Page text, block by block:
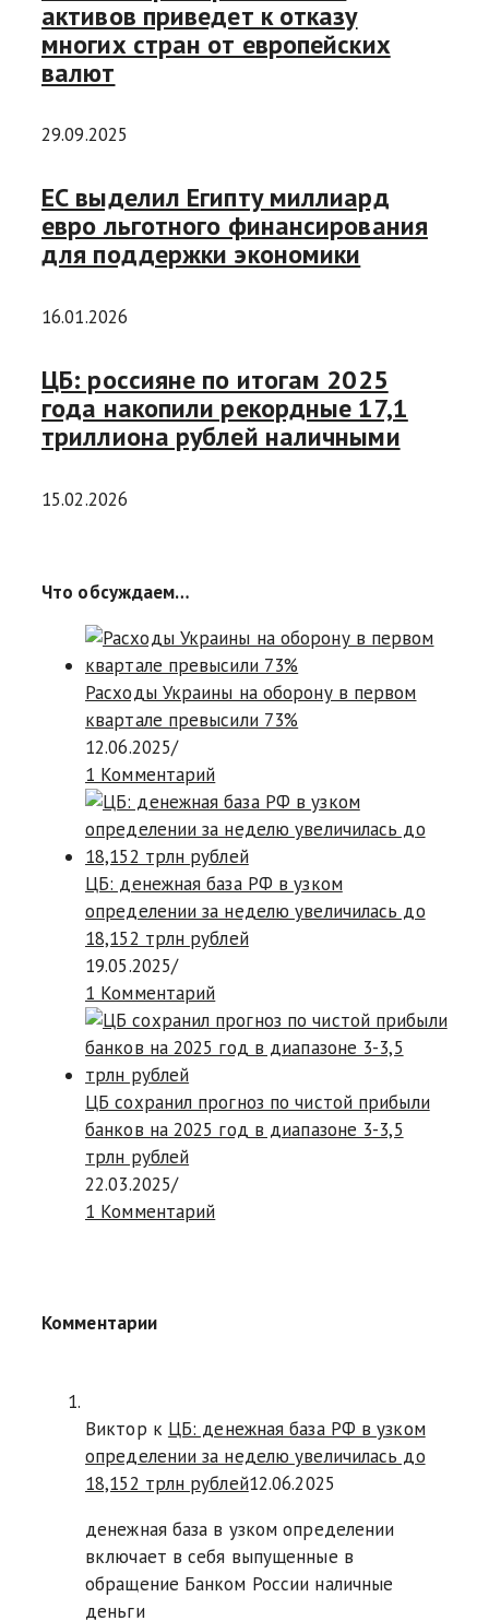
активов приведет к отказу
многих стран от европейских
валют
29.09.2025
ЕС выделил Египту миллиард
евро льготного финансирования
для поддержки экономики
16.01.2026
ЦБ: россияне по итогам 2025
года накопили рекордные 17,1
триллиона рублей наличными
15.02.2026
Что обсуждаем…
Расходы Украины на оборону в первом
квартале превысили 73%
12.06.2025/
1 Комментарий
ЦБ: денежная база РФ в узком
определении за неделю увеличилась до
18,152 трлн рублей
19.05.2025/
1 Комментарий
ЦБ сохранил прогноз по чистой прибыли
банков на 2025 год в диапазоне 3-3,5
трлн рублей
22.03.2025/
1 Комментарий
Комментарии
Виктор к ЦБ: денежная база РФ в узком
определении за неделю увеличилась до
18,152 трлн рублей12.06.2025
денежная база в узком определении
включает в себя выпущенные в
обращение Банком России наличные
деньги